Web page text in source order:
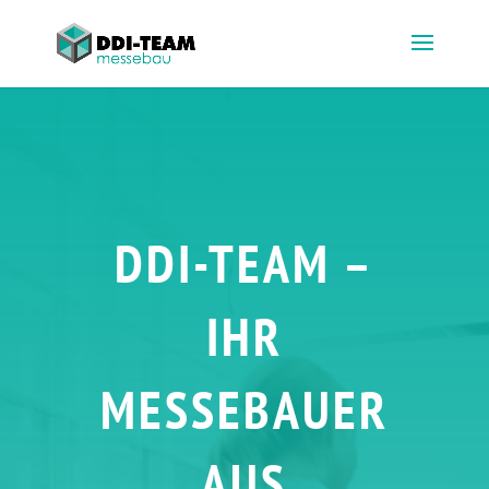
DDI-TEAM –
IHR
MESSEBAUER